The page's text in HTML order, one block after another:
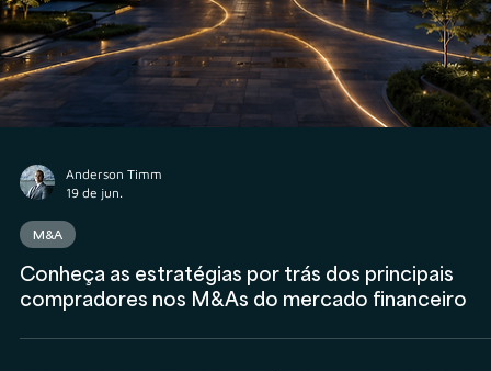
AuC
Escala, governança e posicionamento: o que está
por trás das metas de AUC e AUM